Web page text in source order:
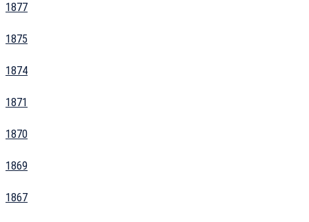
1877
1875
1874
1871
1870
1869
1867